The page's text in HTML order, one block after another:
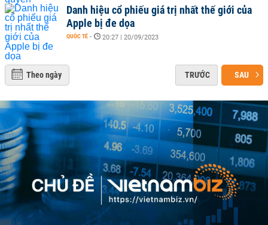
Danh hiệu cổ phiếu giá trị nhất thế giới của
Apple bị đe dọa
QUỐC TẾ - 20:27 | 20/09/2023
Theo ngày TRƯỚC SAU